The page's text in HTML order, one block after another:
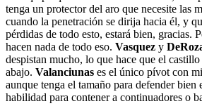
tenga un protector del aro que necesite las
cuando la penetración se dirija hacia él, y
pérdidas de todo esto, estará bien, gracias.
hacen nada de todo eso. Vasquez y
despistan mucho, lo que hace que el castillo
abajo. Valanciunas es el único pívot con
aunque tenga el tamaño para defender bien
habilidad para contener a continuadores o